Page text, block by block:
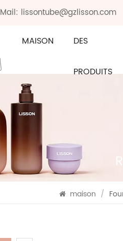
Mail: lissontube@gzlisson.com
MAISON DES
PRODUITS
maison /